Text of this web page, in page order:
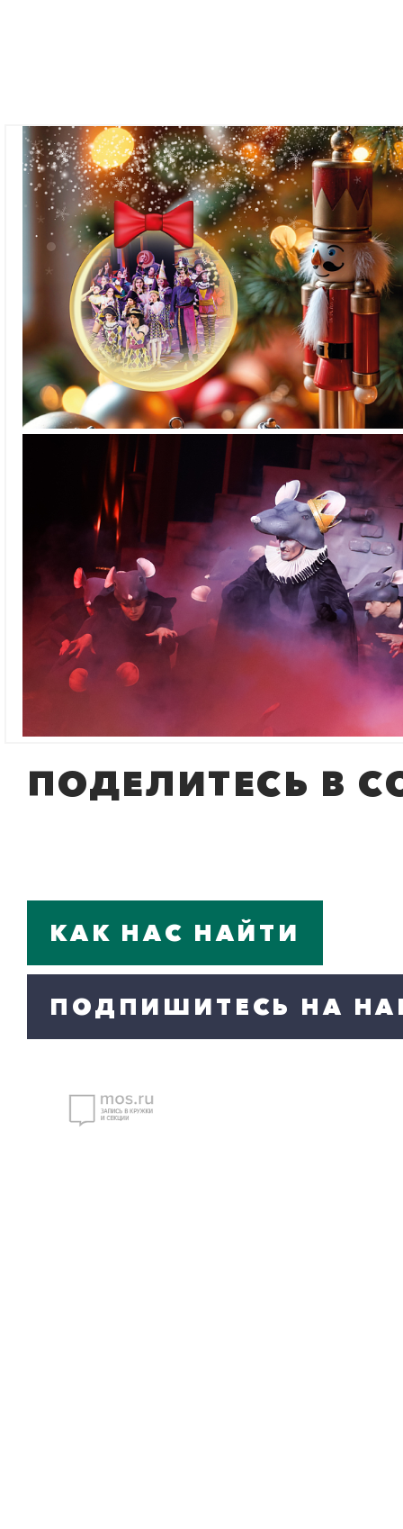
ПОДЕЛИТЕСЬ В
КАК НАС НАЙТИ
ПОДПИШИТЕСЬ НА